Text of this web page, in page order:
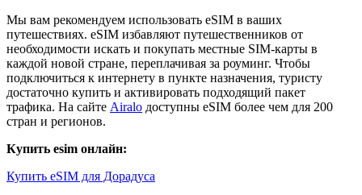
Мы вам рекомендуем использовать eSIM в ваших
путешествиях. eSIM избавляют путешественников от
необходимости искать и покупать местные SIM-карты в
каждой новой стране, переплачивая за роуминг. Чтобы
подключиться к интернету в пункте назначения, туристу
достаточно купить и активировать подходящий пакет
трафика. На сайте Airalo доступны eSIM более чем для 200
стран и регионов.
Купить esim онлайн:
Купить eSIM для Дорадуса